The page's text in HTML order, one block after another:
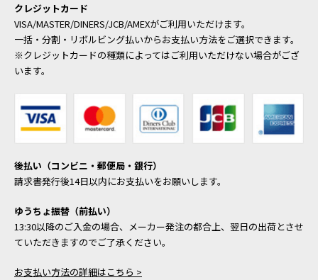
クレジットカード
VISA/MASTER/DINERS/JCB/AMEXがご利用いただけます。
一括・分割・リボルビング払いからお支払い方法をご選択できます。
※クレジットカードの種類によってはご利用いただけない場合がござ
います。
後払い（コンビニ・郵便局・銀行）
請求書発行後14日以内にお支払いをお願いします。
ゆうちょ振替（前払い）
13:30以降のご入金の場合、メーカー発注の都合上、翌日の出荷とさせ
ていただきますのでご了承ください。
お支払い方法の詳細はこちら >